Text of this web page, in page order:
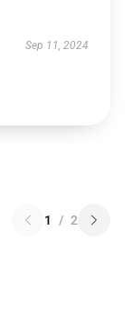
Sep 11, 2024
1 / 2